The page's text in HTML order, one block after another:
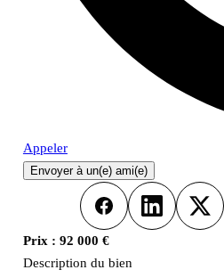
Appeler
Envoyer à un(e) ami(e)
FacebookLinkedInX
Prix : 92 000 €
Description du bien